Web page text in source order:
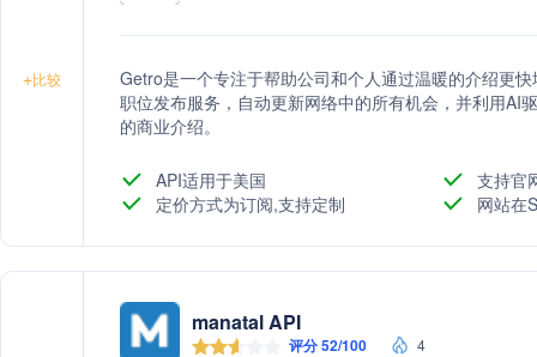
+比较
Getro是一个专注于帮助公司和个人通过温暖的介绍更
职位发布服务，自动更新网络中的所有机会，并利用AI
的商业介绍。
API适用于美国
支持官
定价方式为订阅,支持定制
网站在
manatal API
评分 52/100 4